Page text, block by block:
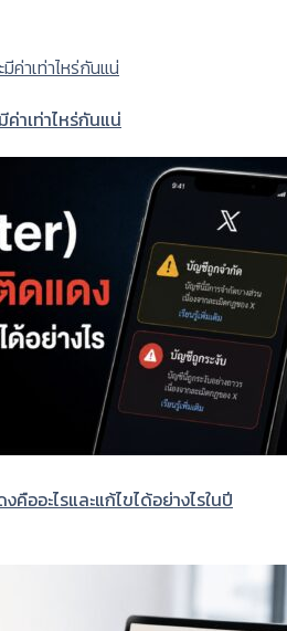
ค่าเท่าไหร่กันแน่
ออะไรและแก้ไขได้อย่างไรในปี